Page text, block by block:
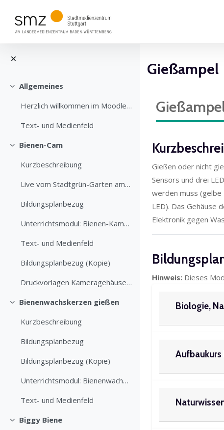
Einklappen
Allgemeines
Herzlich willkommen im Moodlekurs "Stadtgrün-Garte...
Text- und Medienfeld
Einklappen
Bienen-Cam
Kurzbeschreibung
Live vom Stadtgrün-Garten am SMZ Stuttgart
Bildungsplanbezug
Unterrichtsmodul: Bienen-Kamera
Text- und Medienfeld
Bildungsplanbezug (Kopie)
Druckvorlagen Kameragehäuse (ZIP-Datei)
Einklappen
Bienenwachskerzen gießen
Kurzbeschreibung
Bildungsplanbezug
Bildungsplanbezug (Kopie)
Unterrichtsmodul: Bienenwachskerzen gießen
Text- und Medienfeld
Einklappen
Biggy Biene
Gießampel
Gießen oder nicht
Sensors und drei
werden muss (gelbe
LED). Das Gehäuse
Elektronik gegen
Hinweis: Dieses
Biologie,